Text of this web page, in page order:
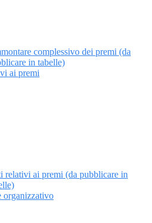
complessivo dei premi (da
in tabelle)
ai premi
relativi ai premi (da pubblicare in
organizzativo